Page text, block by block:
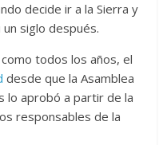
decide ir a la Sierra y
siglo después.
todos los años, el
desde que la Asamblea
lo aprobó a partir de la
responsables de la